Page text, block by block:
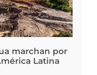
marchan por
Latina